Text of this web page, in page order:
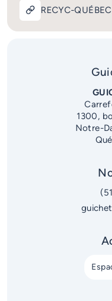
RECYC-QUÉBEC
1300,
Notre-